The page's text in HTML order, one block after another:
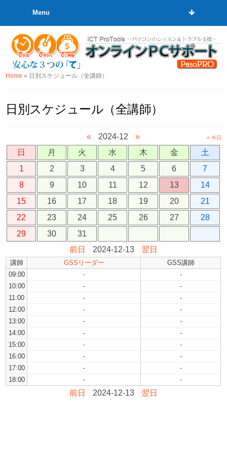
Menu
Home » 日別スケジュール（全講師）
日別スケジュール（全講師）
« 2024-12 » » 今日
日 月 火 水 木 金
土
1
2 3 4 5 6
7
8
9 10 11 12 13
14
15
16 17 18 19 20
21
22
23 24 25 26 27
28
29
30
31
前日
2024-12-13 翌日
講師 GSSリーダー
GSS講師
09:00
-
-
10:00
-
-
11:00
-
-
12:00
-
-
13:00
-
-
14:00
-
-
15:00
-
-
16:00
-
-
17:00
-
-
18:00
- -
前日 2024-12-13 翌日